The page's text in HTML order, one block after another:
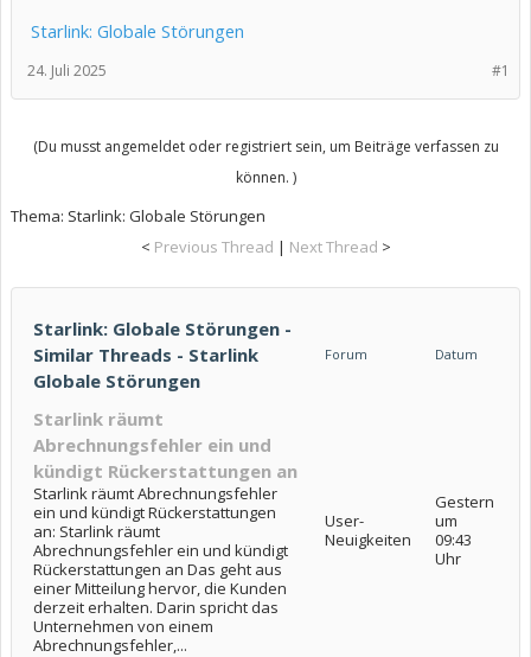
Starlink: Globale Störungen
#1
24. Juli 2025
(Du musst angemeldet oder registriert sein, um Beiträge verfassen zu
können. )
Thema: Starlink: Globale Störungen
< Previous Thread | Next Thread >
Starlink: Globale Störungen -
Similar Threads - Starlink
Globale Störungen
Forum Datum
Starlink räumt
Abrechnungsfehler ein und
kündigt Rückerstattungen an
Starlink räumt Abrechnungsfehler
ein und kündigt Rückerstattungen
an: Starlink räumt
Abrechnungsfehler ein und kündigt
Rückerstattungen an Das geht aus
einer Mitteilung hervor, die Kunden
derzeit erhalten. Darin spricht das
Unternehmen von einem
Abrechnungsfehler,...
User-
Neuigkeiten
Gestern
um
09:43
Uhr